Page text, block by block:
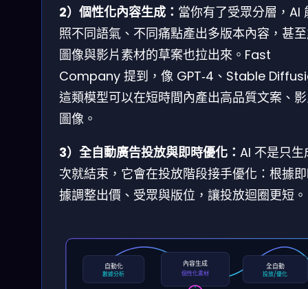
2）個性化內容生成： 當你有了受眾分層，AI
照不同語氣、不同痛點產出多版本內容，甚
圖像與影片素材的草案也拉出來。Fast
Company 提到，像 GPT‑4、Stable
這類模型可以在短時間內產出高品質文案、
圖像。
3）全自動廣告投放與即時優化： AI 不是只生
次就結束，它會在投放階段接手優化：根據
據調整出價、受眾與版位，讓投放迴圈更短。
自動化
數據分析
內容生成
個性化素材
全自動
投放/優化